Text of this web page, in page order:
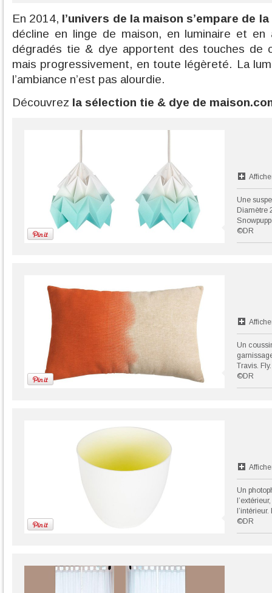
En 2014, l’univers de la maison s’empare de
décline en linge de maison, en luminaire et
dégradés tie & dye apportent des touches de
mais progressivement, en toute légèreté. La
l’ambiance n’est pas alourdie.
Découvrez la sélection tie & dye de
Une
Diamètre
©DR
Un
Travis. Fly.
©DR
Un
©DR